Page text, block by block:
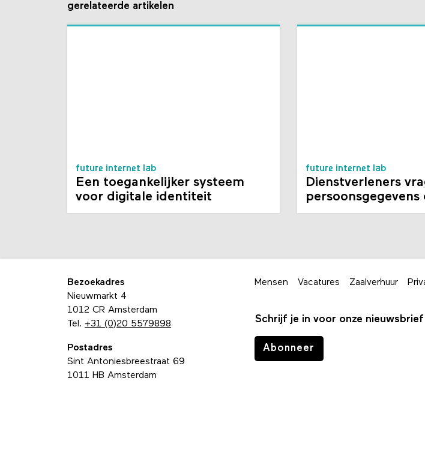
gerelateerde artikelen
future internet lab
Een toegankelijker systeem
voor digitale identiteit
future internet lab
Dienstverleners
persoonsgegevens
Bezoekadres
Nieuwmarkt 4
1012 CR Amsterdam
Tel. +31 (0)20 5579898
Postadres
Sint Antoniesbreestraat 69
1011 HB Amsterdam
Mensen Vacatures Zaalverhuur
Schrijf je in voor onze nieuwsbrief
Abonneer